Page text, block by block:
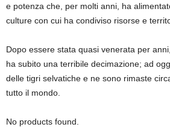
e potenza che, per molti anni, ha
culture con cui ha condiviso risorse e
Dopo essere stata quasi venerata per
ha subito una terribile decimazione; ad
delle tigri selvatiche e ne sono rimaste
tutto il mondo.
No products found.